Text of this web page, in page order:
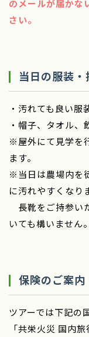
のメールが届かな
さい。
当日の服装・
・汚れても良い服
・帽子、タオル
※屋外にて見学を
ます。
※当日は農場内を
に汚れやすくなり
長靴をご持参い
いても構いません。
保険のご案内
ツアーでは下記の
「共栄火災 国内